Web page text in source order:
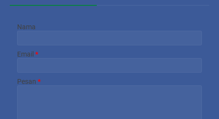
Nama
Email *
Pesan *